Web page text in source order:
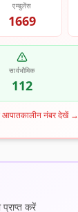
एम्बुलेंस
1669
सार्वभौमिक
112
आपातकालीन नंबर देखें→
प्राप्त करें